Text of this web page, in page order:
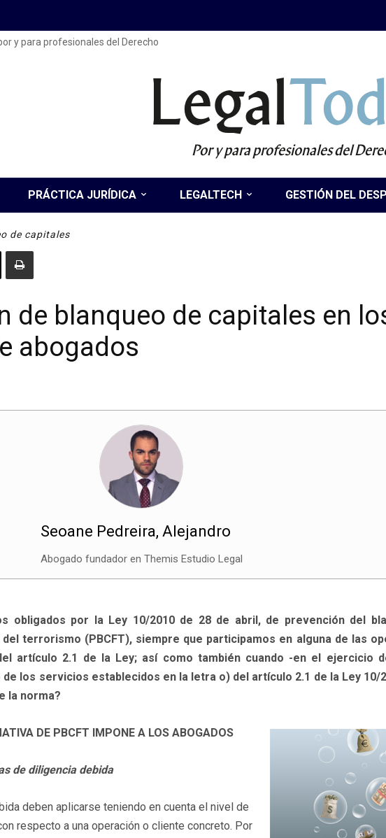
y para profesionales del Derecho
Legal
Por y para profesionales del
PRÁCTICA JURÍDICA LEGALTECH GESTIÓN DEL
de capitales
de blanqueo de capitales en
abogados
Seoane Pedreira, Alejandro
Abogado fundador en Themis Estudio Legal
obligados por la Ley 10/2010 de 28 de abril, de prevención del
terrorismo (PBCFT), siempre que participamos en alguna de las
artículo 2.1 de la Ley; así como también cuando -en el ejercicio
los servicios establecidos en la letra o) del artículo 2.1 de la Ley 10/
la norma?
DE PBCFT IMPONE A LOS ABOGADOS
de diligencia debida
deben aplicarse teniendo en cuenta el nivel de
respecto a una operación o cliente concreto. Por